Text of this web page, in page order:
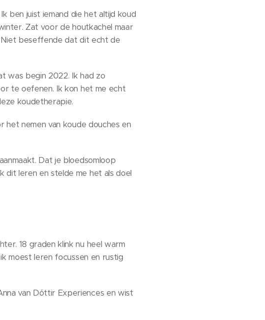
ben juist iemand die het altijd koud
Zat voor de houtkachel maar
beseffende dat dit echt de
was begin 2022. Ik had zo
te oefenen. Ik kon het me echt
koudetherapie.
het nemen van koude douches en
Dat je bloedsomloop
dit leren en stelde me het als doel
18 graden klink nu heel warm
moest leren focussen en rustig
van Dóttir Experiences en wist